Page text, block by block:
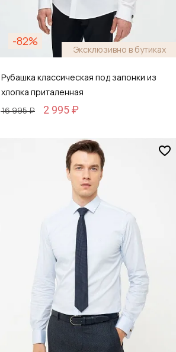
-82%
Эксклюзивно в бутиках
Рубашка классическая под запонки из
хлопка приталенная
16 995 ₽
2 995 ₽
Добавить в корзину